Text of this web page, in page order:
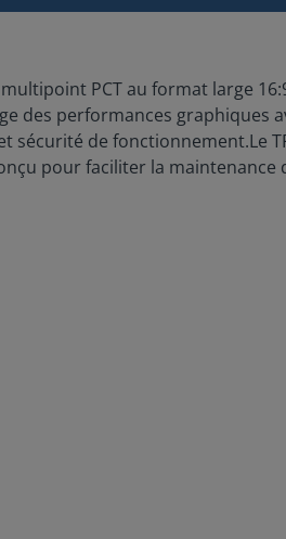
PCT au format large
des performances graphiques
de fonctionnement.Le
pour faciliter la maintenance